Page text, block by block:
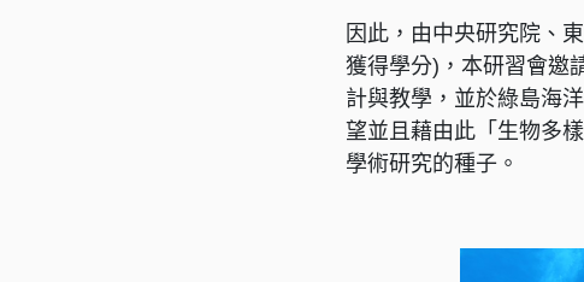
因此，由中央研究院、
獲得學分)，本研習會邀
計與教學，並於綠島海
望並且藉由此「生物多
學術研究的種子。